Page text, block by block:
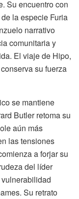
Su encuentro con
la especie Furia
narrativo
comunitaria y
El viaje de Hipo,
su fuerza
se mantiene
Butler retoma su
aún más
las tensiones
a forjar su
del líder
Su retrato